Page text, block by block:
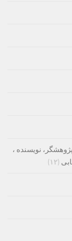
نویسنده ،
(۱۲)